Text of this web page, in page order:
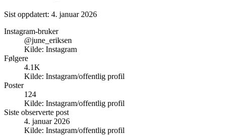
Sist oppdatert: 4. januar 2026
Instagram-bruker
@june_eriksen
Kilde: Instagram
Følgere
4.1K
Kilde: Instagram/offentlig profil
Poster
124
Kilde: Instagram/offentlig profil
Siste observerte post
4. januar 2026
Kilde: Instagram/offentlig profil